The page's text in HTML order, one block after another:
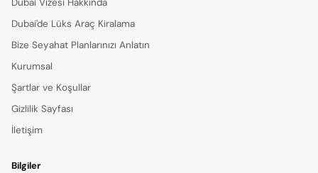
Dubai Vizesi Hakkında
Dubai'de Lüks Araç Kiralama
Bize Seyahat Planlarınızı Anlatın
Kurumsal
Şartlar ve Koşullar
Gizlilik Sayfası
İletişim
Bilgiler